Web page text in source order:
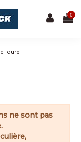
0
lourd
ne sont pas